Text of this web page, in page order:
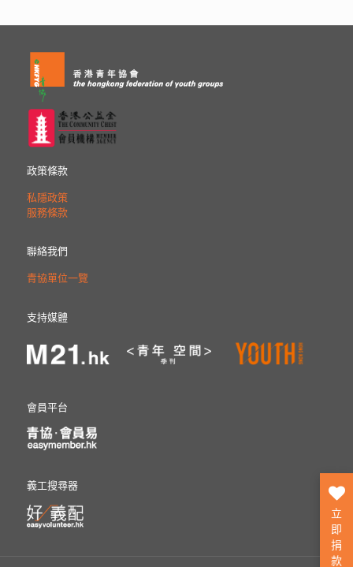
政策條款
私隱政策
服務條款
聯絡我們
青協單位一覽
支持媒體
會員平台
義工搜尋器
立
即
捐
款